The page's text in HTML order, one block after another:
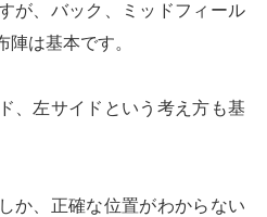
が、バック、ミッドフィール
陣は基本です。
、左サイドという考え方も基
か、正確な位置がわからない